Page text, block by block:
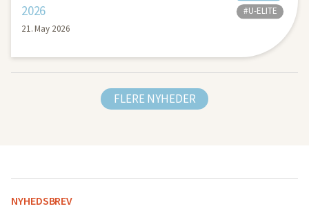
2026
21. May 2026
#U-ELITE
FLERE NYHEDER
NYHEDSBREV